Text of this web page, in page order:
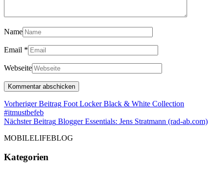
Name
Email *
Webseite
Beitragsnavigation
Vorheriger Beitrag Foot Locker Black & White Collection
#itmustbefebVorheriger
Beitrag
Nächster Beitrag Blogger Essentials: Jens Stratmann (rad-ab.com)
MOBILELIFEBLOG
Kategorien